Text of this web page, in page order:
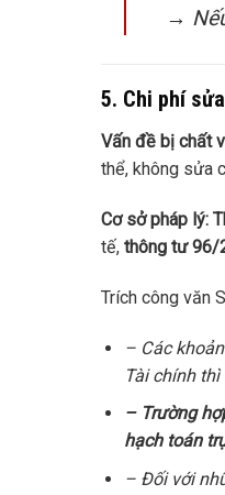
→
5. Chi phí
Vấn đề bị chất
thể, không sửa
Cơ sở pháp lý:
tế, thông tư 96/
Trích công văn
– Các
Tài chính
– Trường
hạch toán
– Đối với